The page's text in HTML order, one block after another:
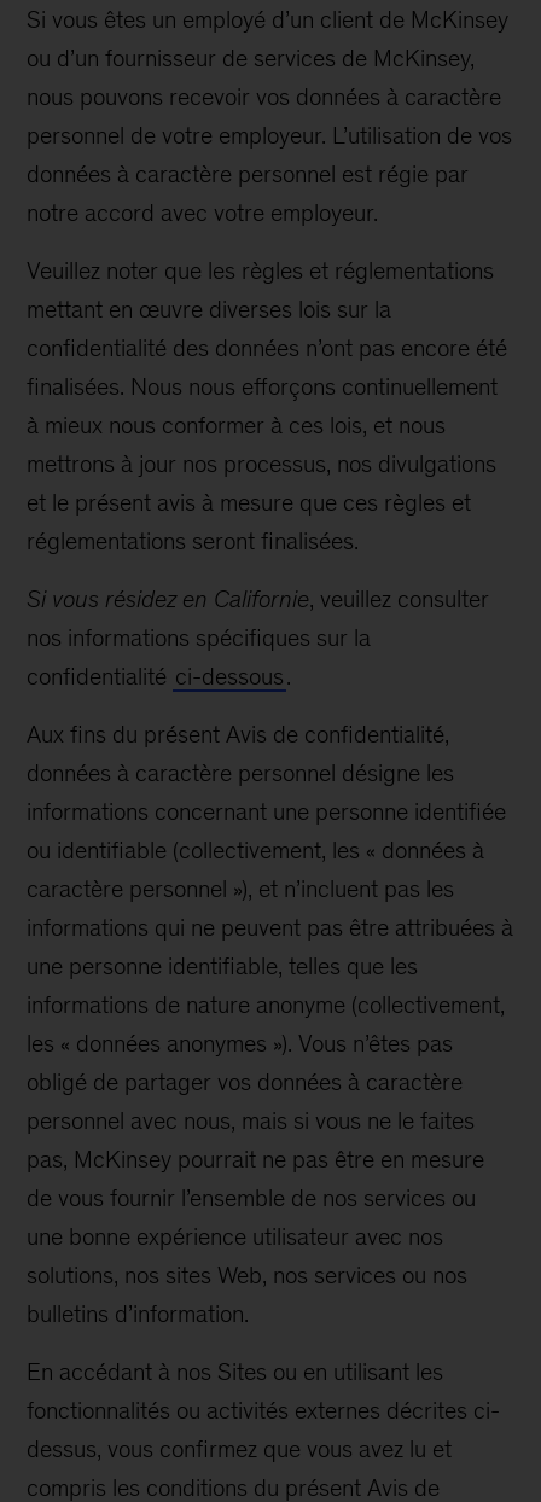
Si vous êtes un employé d’un client de McKinsey
ou d’un fournisseur de services de McKinsey,
nous pouvons recevoir vos données à caractère
personnel de votre employeur. L’utilisation de vos
données à caractère personnel est régie par
notre accord avec votre employeur.
Veuillez noter que les règles et réglementations
mettant en œuvre diverses lois sur la
confidentialité des données n’ont pas encore été
finalisées. Nous nous efforçons continuellement
à mieux nous conformer à ces lois, et nous
mettrons à jour nos processus, nos divulgations
et le présent avis à mesure que ces règles et
réglementations seront finalisées.
Si vous résidez en Californie, veuillez consulter
nos informations spécifiques sur la
confidentialité ci-dessous.
Aux fins du présent Avis de confidentialité,
données à caractère personnel désigne les
informations concernant une personne identifiée
ou identifiable (collectivement, les « données à
caractère personnel »), et n’incluent pas les
informations qui ne peuvent pas être attribuées à
une personne identifiable, telles que les
informations de nature anonyme (collectivement,
les « données anonymes »). Vous n’êtes pas
obligé de partager vos données à caractère
personnel avec nous, mais si vous ne le faites
pas, McKinsey pourrait ne pas être en mesure
de vous fournir l’ensemble de nos services ou
une bonne expérience utilisateur avec nos
solutions, nos sites Web, nos services ou nos
bulletins d’information.
En accédant à nos Sites ou en utilisant les
fonctionnalités ou activités externes décrites ci-
dessus, vous confirmez que vous avez lu et
compris les conditions du présent Avis de